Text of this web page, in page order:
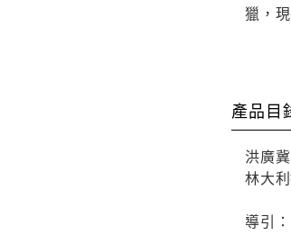
獵，
產品目
洪廣
林大
導引